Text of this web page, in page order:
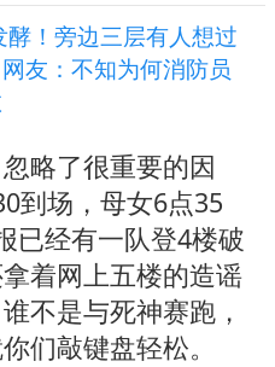
！旁边三层有人想过
友：不知为何消防员
略了很重要的因
到场，母女6点35
已经有一队登4楼破
着网上五楼的造谣
不是与死神赛跑，
们敲键盘轻松。